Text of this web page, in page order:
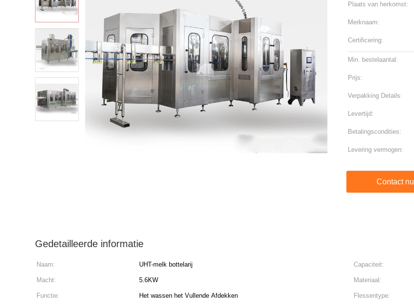
Plaats van herkomst:
Merknaam:
Certificering:
Min. bestelaantal:
Prijs:
Verpakking Details:
Levertijd:
Betalingscondities:
Levering vermogen:
Contact nu
Gedetailleerde informatie
Naam: UHT-melk bottelarij Capaciteit:
Macht: 5.6KW Materiaal:
Functie: Het wassen het Vullende Afdekken Flessentype: